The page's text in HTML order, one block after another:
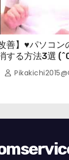
善】♥パソコ
する方法3選
鍼灸・整体師が